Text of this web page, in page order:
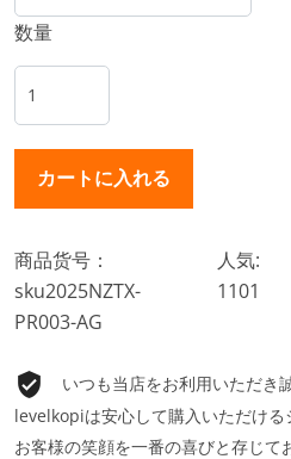
数量
商品货号：
sku2025NZTX-
PR003-AG
人気:
1101
いつも当店をお利用いただき
levelkopiは安心して購入いただける
お客様の笑顔を一番の喜びと存じ